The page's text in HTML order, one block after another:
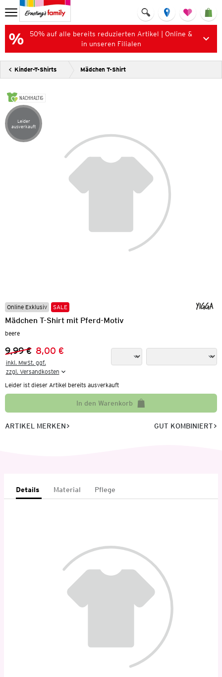
50% auf alle bereits reduzierten Artikel | Online &
in unseren Filialen
Kinder-T-Shirts Mädchen T-Shirt
NACHHALTIG
Artikel leider ausverkauft
Leider
ausverkauft
Online Exklusiv SALE
Mädchen T-Shirt mit Pferd-Motiv
beere
Vorheriger Preis:
9,99 €
Neuer Preis:
8,00 €
inkl. MwSt. ggf.
zzgl. Versandkosten
Leider ist dieser Artikel bereits ausverkauft
In den Warenkorb
ARTIKEL MERKEN GUT KOMBINIERT
Details Material Pflege